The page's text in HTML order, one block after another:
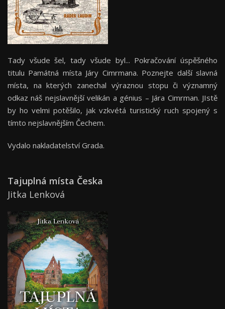
Tady všude šel, tady všude byl... Pokračování úspěšného
titulu Památná místa Járy Cimrmana. Poznejte další slavná
místa, na kterých zanechal výraznou stopu či významný
odkaz náš nejslavnější velikán a génius – Jára Cimrman. JIstě
by ho velmi potěšilo, jak vzkvétá turistický ruch spojený s
tímto nejslavnějším Čechem.
Vydalo nakladatelství Grada.
Tajuplná místa Česka
Jitka Lenková